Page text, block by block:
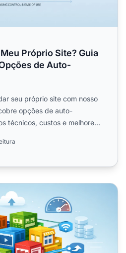
Próprio Site? Guia
de Auto-
seu próprio site com nosso
opções de auto-
técnicos, custos e melhores
é Boa para Sites